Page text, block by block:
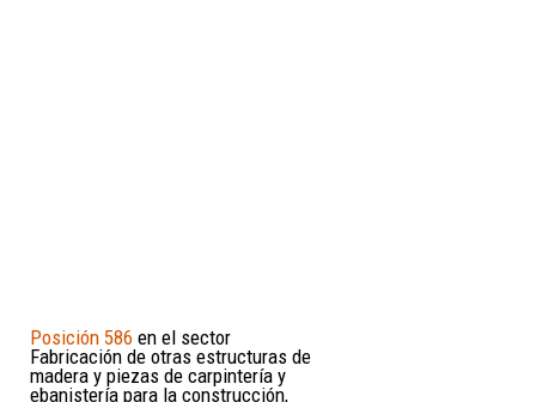
Posición 586 en el sector
Fabricación de otras estructuras de
madera y piezas de carpintería y
ebanistería para la construcción,